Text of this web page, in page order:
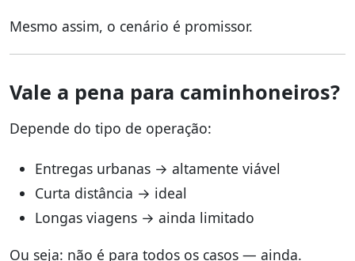
Mesmo assim, o cenário é promissor.
Vale a pena para caminhoneiros?
Depende do tipo de operação:
Entregas urbanas → altamente viável
Curta distância → ideal
Longas viagens → ainda limitado
Ou seja: não é para todos os casos — ainda.